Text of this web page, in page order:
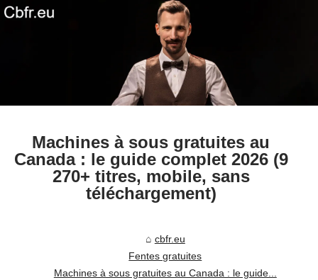
Machines à sous gratuites au
Canada : le guide complet 2026 (9
270+ titres, mobile, sans
téléchargement)
cbfr.eu
Fentes gratuites
Machines à sous gratuites au Canada : le guide...